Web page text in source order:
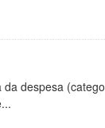
despesa